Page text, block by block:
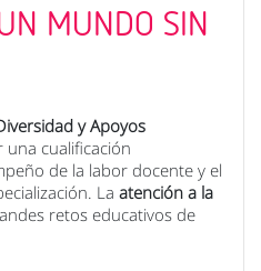
MUNDO SIN
y Apoyos
cualificación
de la labor docente y el
La atención a la
retos educativos de